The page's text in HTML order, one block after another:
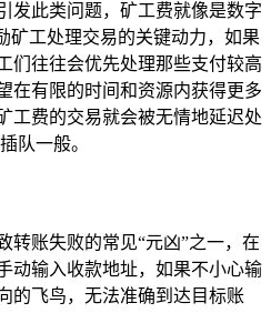
发此类问题，矿工费就像是数字
矿工处理交易的关键动力，如果
们往往会优先处理那些支付较高
在有限的时间和资源内获得更多
工费的交易就会被无情地延迟处
队一般。
转账失败的常见“元凶”之一，在
动输入收款地址，如果不小心输
的飞鸟，无法准确到达目标账